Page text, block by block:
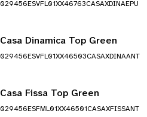
029456ESVFL01XX46763CASAXDINAEPU
Casa Dinamica Top Green
029456ESVFL01XX46503CASAXDINAANT
Casa Fissa Top Green
029456ESFML01XX46501CASAXFISSANT